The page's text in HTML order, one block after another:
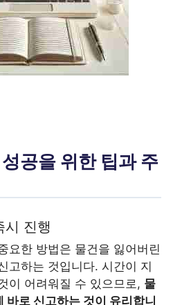
공을 위한 팁과 주
시 진행
요한 방법은 물건을 잃어버린
고하는 것입니다. 시간이 지
이 어려워질 수 있으므로, 물
바로 신고하는 것이 유리합니